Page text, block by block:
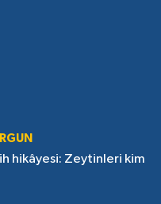
hikâyesi: Zeytinleri kim